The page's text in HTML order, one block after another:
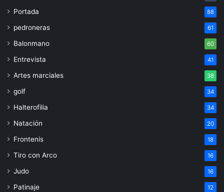
Portada 88
pedroneras 61
Balonmano 60
Entrevista 41
Artes marciales 38
golf 34
Halterofilia 34
Natación 20
Frontenis 18
Tiro con Arco 16
Judo 16
Patinaje 12